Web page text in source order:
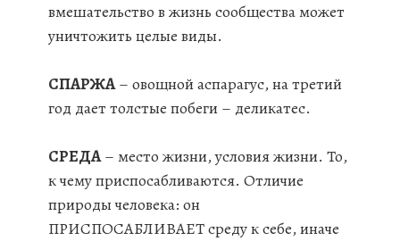
вмешательство в жизнь сообщества может
уничтожить целые виды.
СПАРЖА– овощной аспарагус, на третий
год дает толстые побеги – деликатес.
СРЕДА– место жизни, условия жизни. То,
к чему приспосабливаются. Отличие
природы человека: он
ПРИСПОСАБЛИВАЕТ среду к себе, иначе